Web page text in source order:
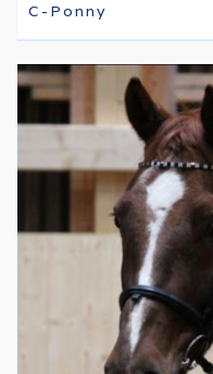
C-Ponny